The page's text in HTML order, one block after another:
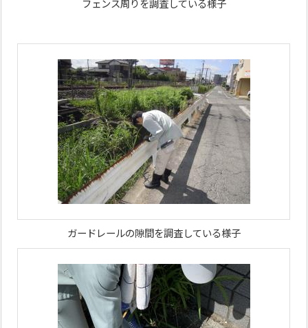
フェンス周りを調査している様子
ガードレールの隙間を調査している様子